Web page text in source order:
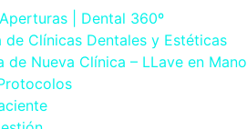
| Dental 360º
de Clínicas Dentales y Estéticas
de Nueva Clínica – LLave en Mano